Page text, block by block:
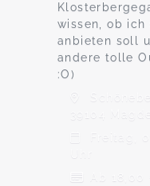
wissen, ob
anbieten soll
andere tolle
:O)
39104
Freitag,
Ab 18,00